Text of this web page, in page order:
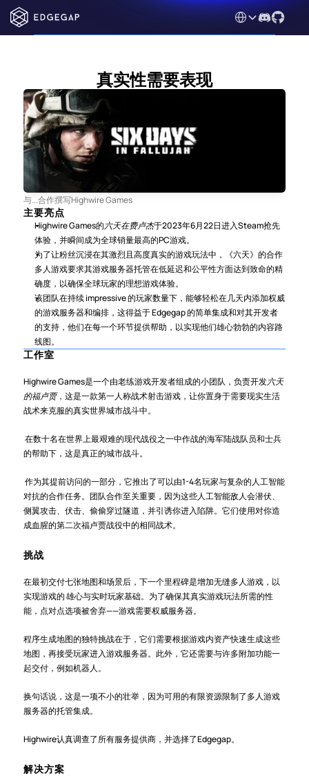
Select Language
真实性需要表现
与...合作撰写Highwire Games
主要亮点
Highwire Games的六天在费卢杰于2023年6月22日进入Steam抢先
体验，并瞬间成为全球销量最高的PC游戏。
为了让粉丝沉浸在其激烈且高度真实的游戏玩法中，《六天》的合作
多人游戏要求其游戏服务器托管在低延迟和公平性方面达到致命的精
确度，以确保全球玩家的理想游戏体验。
该团队在持续 impressive 的玩家数量下，能够轻松在几天内添加权威
的游戏服务器和编排，这得益于 Edgegap 的简单集成和对其开发者
的支持，他们在每一个环节提供帮助，以实现他们雄心勃勃的内容路
线图。
工作室
Highwire Games是一个由老练游戏开发者组成的小团队，负责开发六天
的福卢贾，这是一款第一人称战术射击游戏，让你置身于需要现实生活
战术来克服的真实世界城市战斗中。
在数十名在世界上最艰难的现代战役之一中作战的海军陆战队员和士兵
的帮助下，这是真正的城市战斗。
作为其提前访问的一部分，它推出了可以由1-4名玩家与复杂的人工智能
对抗的合作任务。团队合作至关重要，因为这些人工智能敌人会潜伏、
侧翼攻击、伏击、偷偷穿过隧道，并引诱你进入陷阱。它们使用对你造
成血腥的第二次福卢贾战役中的相同战术。
挑战
在最初交付七张地图和场景后，下一个里程碑是增加无缝多人游戏，以
实现游戏的 雄心与实时玩家基础。为了确保其真实游戏玩法所需的性
能，点对点选项被舍弃——游戏需要权威服务器。
程序生成地图的独特挑战在于，它们需要根据游戏内资产快速生成这些
地图，再接受玩家进入游戏服务器。此外，它还需要与许多附加功能一
起交付，例如机器人。
换句话说，这是一项不小的壮举，因为可用的有限资源限制了多人游戏
服务器的托管集成。
Highwire认真调查了所有服务提供商，并选择了Edgegap。
解决方案